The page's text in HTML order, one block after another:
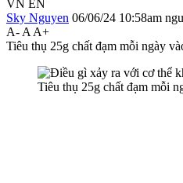
VN EN
Sky Nguyen 06/06/24 10:58am
A- A A+
Tiêu thụ 25g chất đạm mỗi ngày
Tiêu thụ 25g chất đạm mỗi